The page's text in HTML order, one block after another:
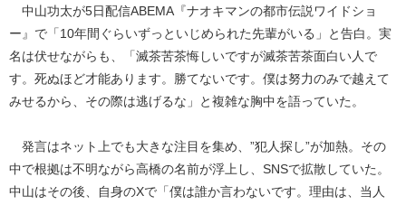
中山功太が5日配信ABEMA『ナオキマンの都市伝説ワイドショ
ー』で「10年間ぐらいずっといじめられた先輩がいる」と告白。実
名は伏せながらも、「滅茶苦茶悔しいですが滅茶苦茶面白い人で
す。死ぬほど才能あります。勝てないです。僕は努力のみで越えて
みせるから、その際は逃げるな」と複雑な胸中を語っていた。
発言はネット上でも大きな注目を集め、”犯人探し”が加熱。その
中で根拠は不明ながら高橋の名前が浮上し、SNSで拡散していた。
中山はその後、自身のXで「僕は誰か言わないです。理由は、当人